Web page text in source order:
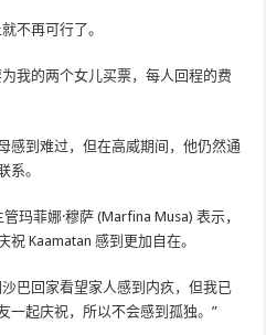
不再可行了。
我的两个女儿买票，每人回程的费
感到难过，但在高威期间，他仍然通
系。
玛菲娜·穆萨 (Marfina Musa) 表示，
Kaamatan 感到更加自在。
巴回家看望家人感到内疚，但我已
一起庆祝，所以不会感到孤独。”